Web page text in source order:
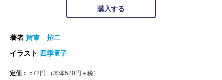
購入する
著者 賀東 招二
イラスト 四季童子
定価： 572 円 （本体520円＋税）